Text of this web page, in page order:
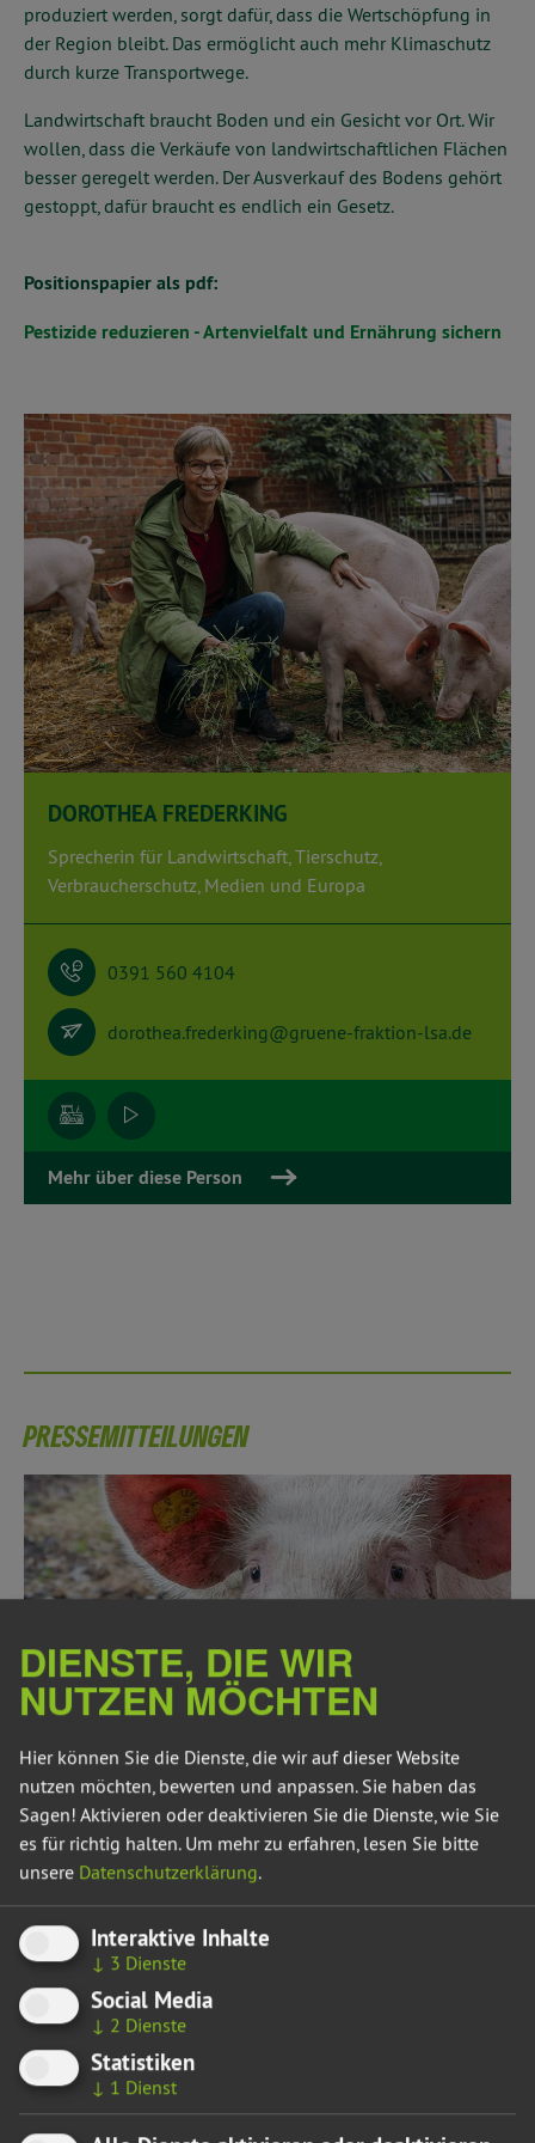
produziert werden, sorgt dafür, dass die Wertschöpfung in
der Region bleibt. Das ermöglicht auch mehr Klimaschutz
durch kurze Transportwege.
Landwirtschaft braucht Boden und ein Gesicht vor Ort. Wir
wollen, dass die Verkäufe von landwirtschaftlichen Flächen
besser geregelt werden. Der Ausverkauf des Bodens gehört
gestoppt, dafür braucht es endlich ein Gesetz.
Positionspapier als pdf:
Pestizide reduzieren - Artenvielfalt und Ernährung sichern
DOROTHEA FREDERKING
Sprecherin für Landwirtschaft, Tierschutz,
Verbraucherschutz, Medien und Europa
0391 560 4104
dorothea.frederking@gruene-fraktion-lsa.de
Mehr über diese Person
PRESSEMITTEILUNGEN
23.07.26
TIERRETTUNG AUS INDUSTRIELLEN ANLAGEN
KAUM MÖGLICH
Debatte um Stallbrände geht am Kernproblem vorbei
Zur aktuellen Berichterstattung über Stallbrände, Ursachen
und möglichen Präventionen erklärt Dorothea Frederking,
agrarpolitische Sprecherin der Landtagsfraktion Bündnis
90/Die Grünen:
„Das grundlegende Problem ist: Aus industriellen
DIENSTE, DIE WIR
NUTZEN MÖCHTEN
Hier können Sie die Dienste, die wir auf dieser Website
nutzen möchten, bewerten und anpassen. Sie haben das
Sagen! Aktivieren oder deaktivieren Sie die Dienste, wie Sie
es für richtig halten. Um mehr zu erfahren, lesen Sie bitte
unsere Datenschutzerklärung.
Interaktive Inhalte
↓ 3 Dienste
Social Media
↓ 2 Dienste
Statistiken
↓ 1 Dienst